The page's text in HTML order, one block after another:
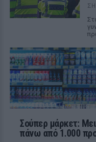
Σούπερ μάρκετ:
πάνω από 1.000